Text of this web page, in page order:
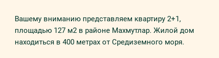
Вашему вниманию представляем квартиру 2+1,
площадью 127 м2 в районе Махмутлар. Жилой дом
находиться в 400 метрах от Средиземного моря.